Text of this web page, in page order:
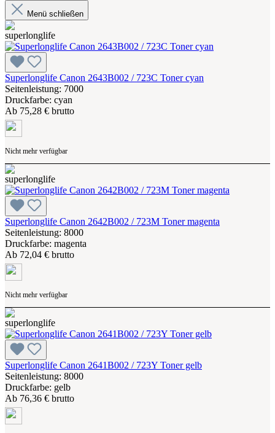
Menü schließen
Superlonglife Canon 2643B002 / 723C Toner cyan
Seitenleistung: 7000
Druckfarbe: cyan
Ab 75,28 € brutto
Nicht mehr verfügbar
Superlonglife Canon 2642B002 / 723M Toner magenta
Seitenleistung: 8000
Druckfarbe: magenta
Ab 72,04 € brutto
Nicht mehr verfügbar
Superlonglife Canon 2641B002 / 723Y Toner gelb
Seitenleistung: 8000
Druckfarbe: gelb
Ab 76,36 € brutto